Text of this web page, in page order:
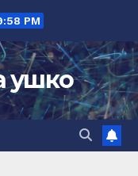
PM
ушко